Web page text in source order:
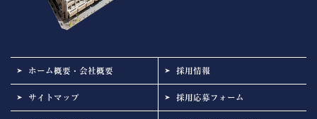
ホーム概要・会社概要 採用情報
サイトマップ 採用応募フォーム